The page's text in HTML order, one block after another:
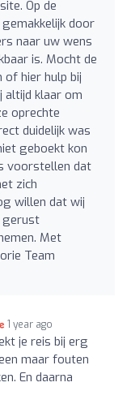
Op de
door
naar uw wens
is. Mocht de
of hier hulp bij
altijd klaar om
oprechte
duidelijk was
geboekt kon
voorstellen dat
zich
willen dat wij
gerust
Met
Team
1 year ago
je reis bij erg
maar fouten
En daarna